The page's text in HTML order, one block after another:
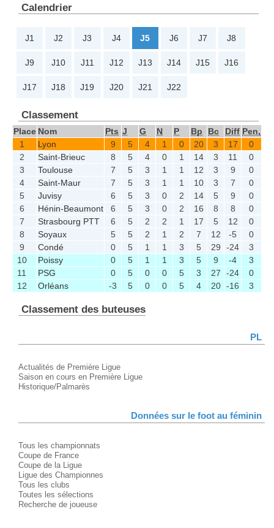
Calendrier
J1 J2 J3 J4 J5 J6 J7 J8
J9 J10 J11 J12 J13 J14 J15 J16
J17 J18 J19 J20 J21 J22
Classement
Place Nom Pts J G N P Bp Bc Diff Pen,
1
Lyon 9 5 4 1 0 20 3 17
0
2
Saint-Brieuc 8 5 4 0 1 14 3 11
0
3
Toulouse 7 5 3 1 1 12 3 9
0
4
Saint-Maur 7 5 3 1 1 10 3 7
0
5
Juvisy 6 5 3 0 2 14 5 9
0
6
Hénin-Beaumont 6 5 3 0 2 16 8 8
0
7
Strasbourg PTT 6 5 2 2 1 17 5 12
0
8
Soyaux 5 5 2 1 2 7 12 -5
0
9
Condé 0 5 1 1 3 5 29 -24
3
10
Poissy 0 5 1 1 3 5 9 -4
3
11
PSG 0 5 0 0 5 3 27 -24
0
12
Orléans -3 5 0 0 5 4 20 -16 3
Classement des buteuses
PL
Actualités de Première Ligue
Saison en cours en Première Ligue
Historique/Palmarès
Données sur le foot au féminin
Tous les championnats
Coupe de France
Coupe de la Ligue
Ligue des Championnes
Tous les clubs
Toutes les sélections
Recherche de joueuse